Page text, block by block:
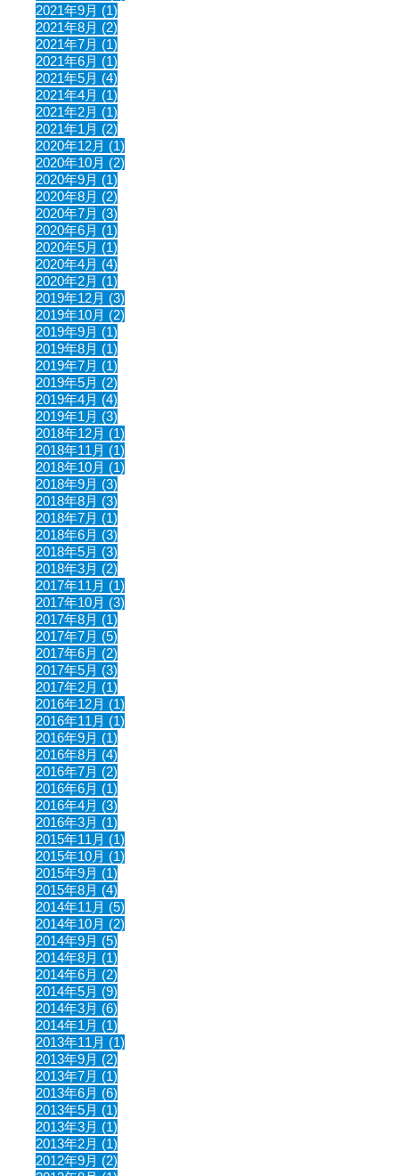
2021年9月 (1)
2021年8月 (2)
2021年7月 (1)
2021年6月 (1)
2021年5月 (4)
2021年4月 (1)
2021年2月 (1)
2021年1月 (2)
2020年12月 (1)
2020年10月 (2)
2020年9月 (1)
2020年8月 (2)
2020年7月 (3)
2020年6月 (1)
2020年5月 (1)
2020年4月 (4)
2020年2月 (1)
2019年12月 (3)
2019年10月 (2)
2019年9月 (1)
2019年8月 (1)
2019年7月 (1)
2019年5月 (2)
2019年4月 (4)
2019年1月 (3)
2018年12月 (1)
2018年11月 (1)
2018年10月 (1)
2018年9月 (3)
2018年8月 (3)
2018年7月 (1)
2018年6月 (3)
2018年5月 (3)
2018年3月 (2)
2017年11月 (1)
2017年10月 (3)
2017年8月 (1)
2017年7月 (5)
2017年6月 (2)
2017年5月 (3)
2017年2月 (1)
2016年12月 (1)
2016年11月 (1)
2016年9月 (1)
2016年8月 (4)
2016年7月 (2)
2016年6月 (1)
2016年4月 (3)
2016年3月 (1)
2015年11月 (1)
2015年10月 (1)
2015年9月 (1)
2015年8月 (4)
2014年11月 (5)
2014年10月 (2)
2014年9月 (5)
2014年8月 (1)
2014年6月 (2)
2014年5月 (9)
2014年3月 (6)
2014年1月 (1)
2013年11月 (1)
2013年9月 (2)
2013年7月 (1)
2013年6月 (6)
2013年5月 (1)
2013年3月 (1)
2013年2月 (1)
2012年9月 (2)